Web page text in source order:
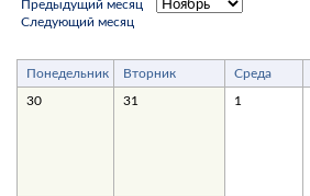
Предыдущий месяц
Следующий месяц
Понедельник Вторник Среда
30 31 1